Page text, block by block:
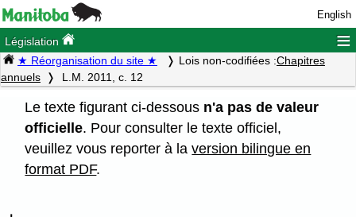
English
Législation ≡
★ Réorganisation du site ★ Lois non-codifiées :Chapitres
annuels
L.M. 2011, c. 12
Le texte figurant ci-dessous n'a pas de valeur
officielle. Pour consulter le texte officiel,
veuillez vous reporter à laversion bilingue en
format PDF.